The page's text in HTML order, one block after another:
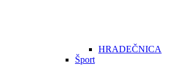
HRADEČNICA
Šport